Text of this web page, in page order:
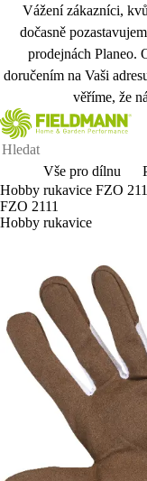
Vážení zákazníci,
dočasně
prodejnách Planeo.
doručením na Vaši
věříme, že
Vše pro dílnu
Hobby rukavice FZO
FZO 2111
Hobby rukavice